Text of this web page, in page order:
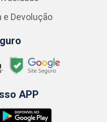
e Devolução
APP